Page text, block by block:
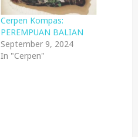
Cerpen Kompas:
PEREMPUAN BALIAN
September 9, 2024
In "Cerpen"